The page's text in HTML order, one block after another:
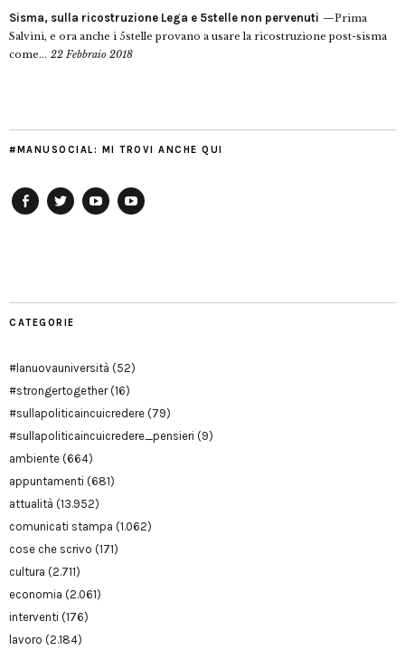
Sisma, sulla ricostruzione Lega e 5stelle non pervenuti
Prima
Salvini, e ora anche i 5stelle provano a usare la ricostruzione post-sisma
come... 22 Febbraio 2018
#MANUSOCIAL: MI TROVI ANCHE QUI
CATEGORIE
#lanuovauniversità (52)
#strongertogether(16)
#sullapoliticaincuicredere (79)
#sullapoliticaincuicredere_pensieri (9)
ambiente (664)
appuntamenti (681)
attualità (13.952)
comunicati stampa (1.062)
cose che scrivo (171)
cultura (2.711)
economia (2.061)
interventi (176)
lavoro (2.184)